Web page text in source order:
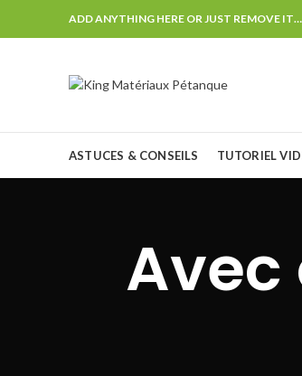
ADD ANYTHING HERE OR JUST REMOVE IT…
ASTUCES & CONSEILS TUTORIEL